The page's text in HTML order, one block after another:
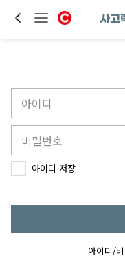
아이디 저장
아이디/